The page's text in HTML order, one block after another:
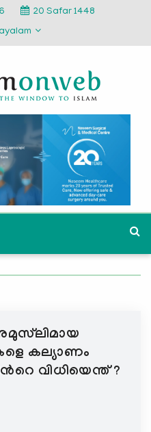
20 Safar 1448
കല്യാണം
വിധിയെന്ത്‌ ?